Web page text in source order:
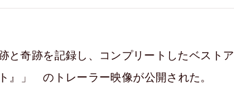
奇跡を記録し、コンプリートしたベストア
』」 のトレーラー映像が公開された。